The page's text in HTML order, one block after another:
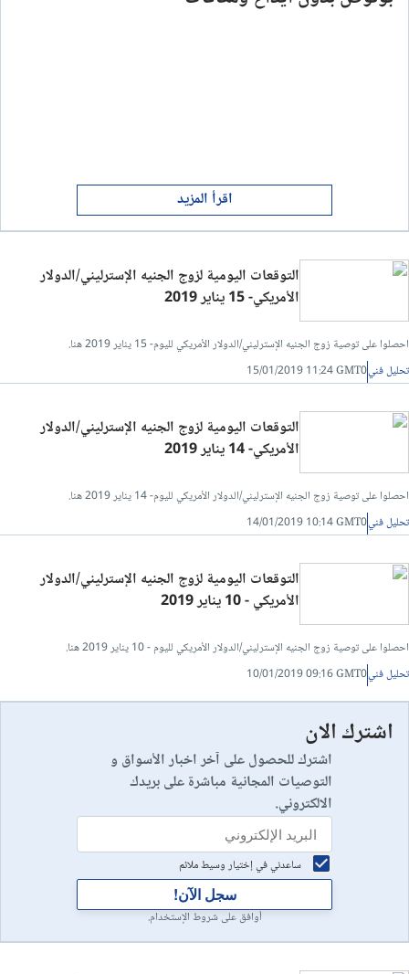
اقرأ المزيد
التوقعات اليومية لزوج الجنيه الإسترليني/الدولار
الأمريكي- 15 يناير 2019
احصلوا على توصية زوج الجنيه الإسترليني/الدولار الأمريكي لليوم- 15 يناير 2019 هنا.
تحليل فني15/01/2019 11:24 GMT0
التوقعات اليومية لزوج الجنيه الإسترليني/الدولار
الأمريكي- 14 يناير 2019
احصلوا على توصية زوج الجنيه الإسترليني/الدولار الأمريكي لليوم- 14 يناير 2019 هنا.
تحليل فني14/01/2019 10:14 GMT0
التوقعات اليومية لزوج الجنيه الإسترليني/الدولار
الأمريكي - 10 يناير 2019
احصلوا على توصية زوج الجنيه الإسترليني/الدولار الأمريكي لليوم - 10 يناير 2019 هنا.
تحليل فني10/01/2019 09:16 GMT0
اشترك الان
اشترك للحصول على آخر اخبار الأسواق و
التوصيات المجانية مباشرة على بريدك
الالكتروني.
ساعدني في إختيار وسيط ملائم
سجل الآن!
أوافق على شروط الإستخدام.